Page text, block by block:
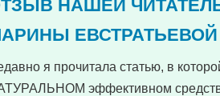
НАШЕЙ
ЕВСТРАТЬЕВОЙ
я прочитала статью, в
эффективном